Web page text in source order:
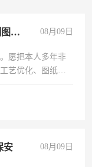
兼职机械设计、制图、设备改造 08月09日
愿把本人多年非
艺优化、图纸制
来。
安 08月09日